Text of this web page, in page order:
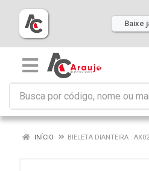
Baixe
INÍCIO BIELETA DIANTEIRA :